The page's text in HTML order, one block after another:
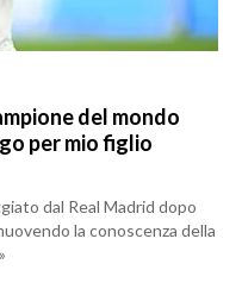
del mondo
per mio figlio
dal Real Madrid dopo
la conoscenza della